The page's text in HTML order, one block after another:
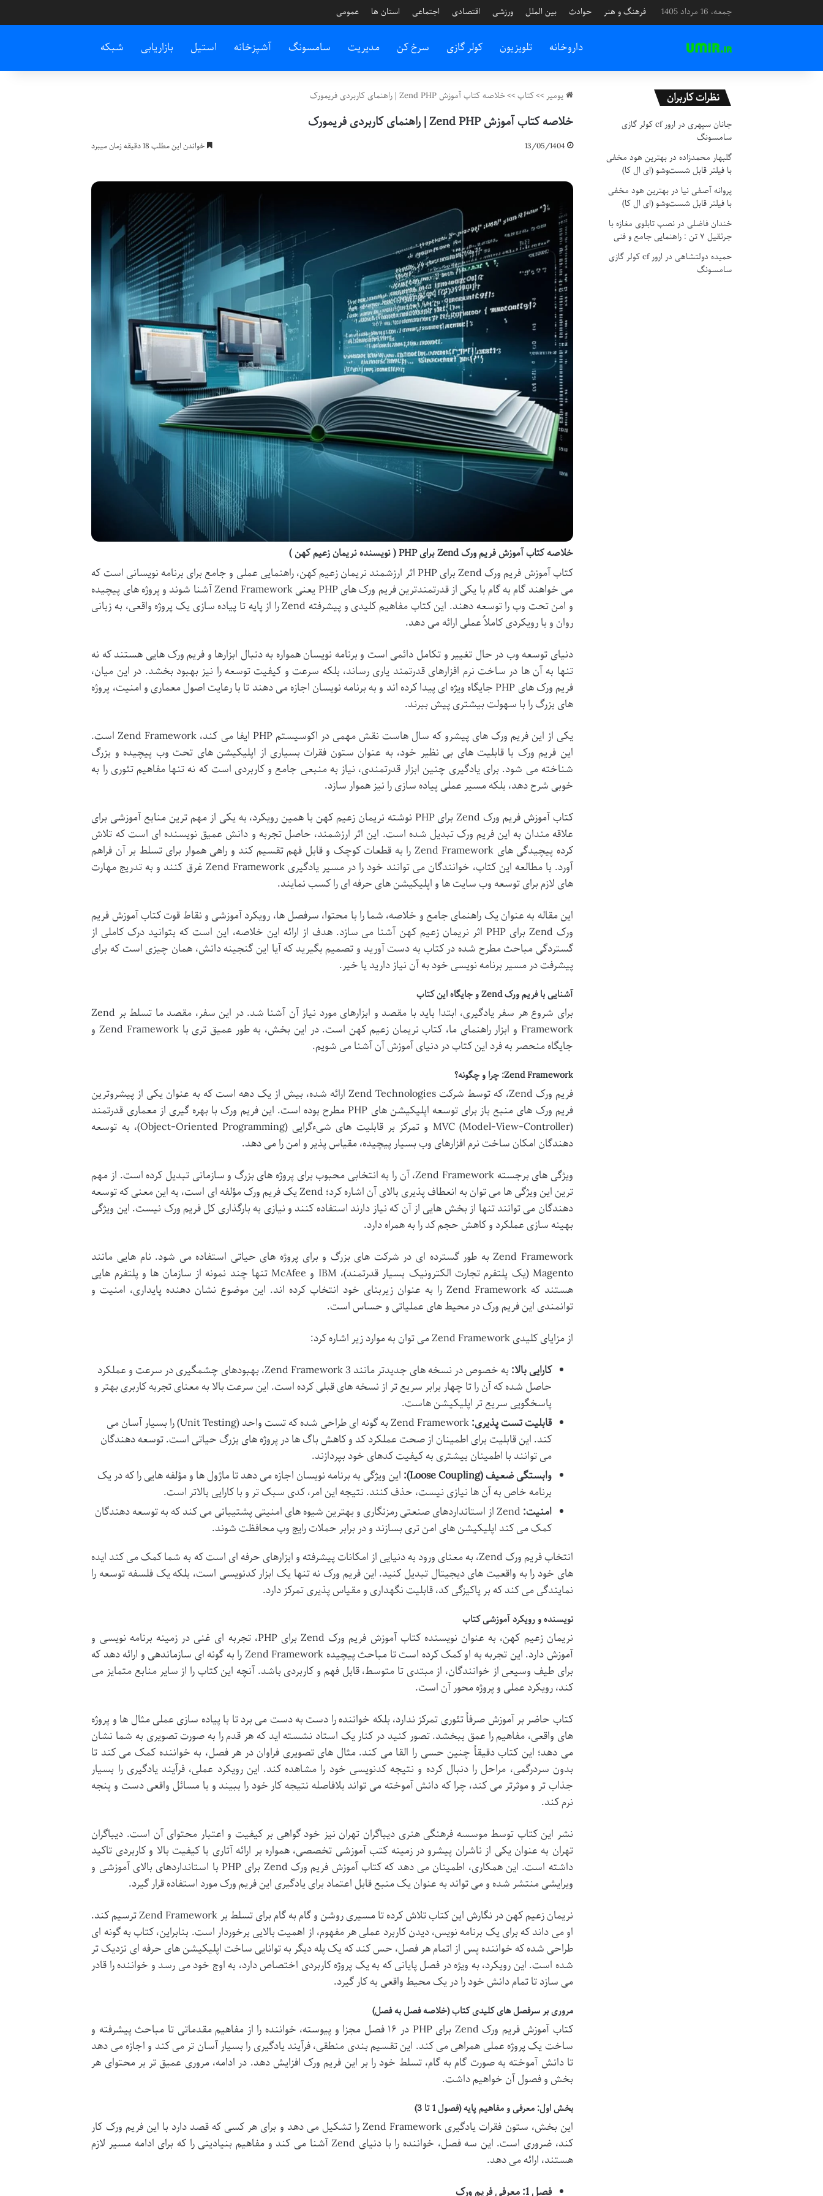
جمعه، 16 مرداد 1405 فرهنگ و هنر حوادث بین الملل ورزشی اقتصادی اجتماعی استان ها عمومی
داروخانه تلویزیون کولر گازی سرخ کن مدیریت سامسونگ آشپزخانه استیل بازاریابی شبکه
یومیر>>کتاب>>خلاصه کتاب آموزش Zend PHP | راهنمای کاربردی فریمورک
خلاصه کتاب آموزش Zend PHP | راهنمای کاربردی فریمورک
13/05/1404 خواندن این مطلب 18 دقیقه زمان میبرد
خلاصه کتاب آموزش فریم ورک Zend برای PHP ( نویسنده نریمان زعیم کهن )
کتاب آموزش فریم ورک Zend برای PHP اثر ارزشمند نریمان زعیم کهن، راهنمایی عملی و جامع برای برنامه نویسانی است که
می خواهند گام به گام با یکی از قدرتمندترین فریم ورک های PHP یعنی Zend Framework آشنا شوند و پروژه های پیچیده
و امن تحت وب را توسعه دهند. این کتاب مفاهیم کلیدی و پیشرفته Zend را از پایه تا پیاده سازی یک پروژه واقعی، به زبانی
روان و با رویکردی کاملاً عملی ارائه می دهد.
دنیای توسعه وب در حال تغییر و تکامل دائمی است و برنامه نویسان همواره به دنبال ابزارها و فریم ورک هایی هستند که نه
تنها به آن ها در ساخت نرم افزارهای قدرتمند یاری رساند، بلکه سرعت و کیفیت توسعه را نیز بهبود بخشد. در این میان،
فریم ورک های PHP جایگاه ویژه ای پیدا کرده اند و به برنامه نویسان اجازه می دهند تا با رعایت اصول معماری و امنیت، پروژه
های بزرگ را با سهولت بیشتری پیش ببرند.
یکی از این فریم ورک های پیشرو که سال هاست نقش مهمی در اکوسیستم PHP ایفا می کند، Zend Framework است.
این فریم ورک با قابلیت های بی نظیر خود، به عنوان ستون فقرات بسیاری از اپلیکیشن های تحت وب پیچیده و بزرگ
شناخته می شود. برای یادگیری چنین ابزار قدرتمندی، نیاز به منبعی جامع و کاربردی است که نه تنها مفاهیم تئوری را به
خوبی شرح دهد، بلکه مسیر عملی پیاده سازی را نیز هموار سازد.
کتاب آموزش فریم ورک Zend برای PHP نوشته نریمان زعیم کهن با همین رویکرد، به یکی از مهم ترین منابع آموزشی برای
علاقه مندان به این فریم ورک تبدیل شده است. این اثر ارزشمند، حاصل تجربه و دانش عمیق نویسنده ای است که تلاش
کرده پیچیدگی های Zend Framework را به قطعات کوچک و قابل فهم تقسیم کند و راهی هموار برای تسلط بر آن فراهم
آورد. با مطالعه این کتاب، خوانندگان می توانند خود را در مسیر یادگیری Zend Framework غرق کنند و به تدریج مهارت
های لازم برای توسعه وب سایت ها و اپلیکیشن های حرفه ای را کسب نمایند.
این مقاله به عنوان یک راهنمای جامع و خلاصه، شما را با محتوا، سرفصل ها، رویکرد آموزشی و نقاط قوت کتاب آموزش فریم
ورک Zend برای PHP اثر نریمان زعیم کهن آشنا می سازد. هدف از ارائه این خلاصه، این است که بتوانید درک کاملی از
گستردگی مباحث مطرح شده در کتاب به دست آورید و تصمیم بگیرید که آیا این گنجینه دانش، همان چیزی است که برای
پیشرفت در مسیر برنامه نویسی خود به آن نیاز دارید یا خیر.
آشنایی با فریم ورک Zend و جایگاه این کتاب
برای شروع هر سفر یادگیری، ابتدا باید با مقصد و ابزارهای مورد نیاز آن آشنا شد. در این سفر، مقصد ما تسلط بر Zend
Framework و ابزار راهنمای ما، کتاب نریمان زعیم کهن است. در این بخش، به طور عمیق تری با Zend Framework و
جایگاه منحصر به فرد این کتاب در دنیای آموزش آن آشنا می شویم.
Zend Framework: چرا و چگونه؟
فریم ورک Zend، که توسط شرکت Zend Technologies ارائه شده، بیش از یک دهه است که به عنوان یکی از پیشروترین
فریم ورک های منبع باز برای توسعه اپلیکیشن های PHP مطرح بوده است. این فریم ورک با بهره گیری از معماری قدرتمند
MVC (Model-View-Controller) و تمرکز بر قابلیت های شیءگرایی (Object-Oriented Programming)، به توسعه
دهندگان امکان ساخت نرم افزارهای وب بسیار پیچیده، مقیاس پذیر و امن را می دهد.
ویژگی های برجسته Zend Framework، آن را به انتخابی محبوب برای پروژه های بزرگ و سازمانی تبدیل کرده است. از مهم
ترین این ویژگی ها می توان به انعطاف پذیری بالای آن اشاره کرد؛ Zend یک فریم ورک مؤلفه ای است، به این معنی که توسعه
دهندگان می توانند تنها از بخش هایی از آن که نیاز دارند استفاده کنند و نیازی به بارگذاری کل فریم ورک نیست. این ویژگی
بهینه سازی عملکرد و کاهش حجم کد را به همراه دارد.
Zend Framework به طور گسترده ای در شرکت های بزرگ و برای پروژه های حیاتی استفاده می شود. نام هایی مانند
Magento (یک پلتفرم تجارت الکترونیک بسیار قدرتمند)، IBM و McAfee تنها چند نمونه از سازمان ها و پلتفرم هایی
هستند که Zend Framework را به عنوان زیربنای خود انتخاب کرده اند. این موضوع نشان دهنده پایداری، امنیت و
توانمندی این فریم ورک در محیط های عملیاتی و حساس است.
از مزایای کلیدی Zend Framework می توان به موارد زیر اشاره کرد:
کارایی بالا:
به خصوص در نسخه های جدیدتر مانند Zend Framework 3، بهبودهای چشمگیری در سرعت و عملکرد
حاصل شده که آن را تا چهار برابر سریع تر از نسخه های قبلی کرده است. این سرعت بالا به معنای تجربه کاربری بهتر و
پاسخگویی سریع تر اپلیکیشن هاست.
قابلیت تست پذیری:
Zend Framework به گونه ای طراحی شده که تست واحد (Unit Testing) را بسیار آسان می
کند. این قابلیت برای اطمینان از صحت عملکرد کد و کاهش باگ ها در پروژه های بزرگ حیاتی است. توسعه دهندگان
می توانند با اطمینان بیشتری به کیفیت کدهای خود بپردازند.
وابستگی ضعیف (Loose Coupling):
این ویژگی به برنامه نویسان اجازه می دهد تا ماژول ها و مؤلفه هایی را که در یک
برنامه خاص به آن ها نیازی نیست، حذف کنند. نتیجه این امر، کدی سبک تر و با کارایی بالاتر است.
امنیت:
Zend از استانداردهای صنعتی رمزنگاری و بهترین شیوه های امنیتی پشتیبانی می کند که به توسعه دهندگان
کمک می کند اپلیکیشن های امن تری بسازند و در برابر حملات رایج وب محافظت شوند.
انتخاب فریم ورک Zend، به معنای ورود به دنیایی از امکانات پیشرفته و ابزارهای حرفه ای است که به شما کمک می کند ایده
های خود را به واقعیت های دیجیتال تبدیل کنید. این فریم ورک نه تنها یک ابزار کدنویسی است، بلکه یک فلسفه توسعه را
نمایندگی می کند که بر پاکیزگی کد، قابلیت نگهداری و مقیاس پذیری تمرکز دارد.
نویسنده و رویکرد آموزشی کتاب
نریمان زعیم کهن، به عنوان نویسنده کتاب آموزش فریم ورک Zend برای PHP، تجربه ای غنی در زمینه برنامه نویسی و
آموزش دارد. این تجربه به او کمک کرده است تا مباحث پیچیده Zend Framework را به گونه ای سازماندهی و ارائه دهد که
برای طیف وسیعی از خوانندگان، از مبتدی تا متوسط، قابل فهم و کاربردی باشد. آنچه این کتاب را از سایر منابع متمایز می
کند، رویکرد عملی و پروژه محور آن است.
کتاب حاضر بر آموزش صرفاً تئوری تمرکز ندارد، بلکه خواننده را دست به دست می برد تا با پیاده سازی عملی مثال ها و پروژه
های واقعی، مفاهیم را عمق ببخشد. تصور کنید در کنار یک استاد نشسته اید که هر قدم را به صورت تصویری به شما نشان
می دهد؛ این کتاب دقیقاً چنین حسی را القا می کند. مثال های تصویری فراوان در هر فصل، به خواننده کمک می کند تا
بدون سردرگمی، مراحل را دنبال کرده و نتیجه کدنویسی خود را مشاهده کند. این رویکرد عملی، فرآیند یادگیری را بسیار
جذاب تر و موثرتر می کند، چرا که دانش آموخته می تواند بلافاصله نتیجه کار خود را ببیند و با مسائل واقعی دست و پنجه
نرم کند.
نشر این کتاب توسط موسسه فرهنگی هنری دیباگران تهران نیز خود گواهی بر کیفیت و اعتبار محتوای آن است. دیباگران
تهران به عنوان یکی از ناشران پیشرو در زمینه کتب آموزشی تخصصی، همواره بر ارائه آثاری با کیفیت بالا و کاربردی تاکید
داشته است. این همکاری، اطمینان می دهد که کتاب آموزش فریم ورک Zend برای PHP با استانداردهای بالای آموزشی و
ویرایشی منتشر شده و می تواند به عنوان یک منبع قابل اعتماد برای یادگیری این فریم ورک مورد استفاده قرار گیرد.
نریمان زعیم کهن در نگارش این کتاب تلاش کرده تا مسیری روشن و گام به گام برای تسلط بر Zend Framework ترسیم کند.
او می داند که برای یک برنامه نویس، دیدن کاربرد عملی هر مفهوم، از اهمیت بالایی برخوردار است. بنابراین، کتاب به گونه ای
طراحی شده که خواننده پس از اتمام هر فصل، حس کند که یک پله دیگر به توانایی ساخت اپلیکیشن های حرفه ای نزدیک تر
شده است. این رویکرد، به ویژه در فصل پایانی که به یک پروژه کاربردی اختصاص دارد، به اوج خود می رسد و خواننده را قادر
می سازد تا تمام دانش خود را در یک محیط واقعی به کار گیرد.
مروری بر سرفصل های کلیدی کتاب (خلاصه فصل به فصل)
کتاب آموزش فریم ورک Zend برای PHP در ۱۶ فصل مجزا و پیوسته، خواننده را از مفاهیم مقدماتی تا مباحث پیشرفته و
ساخت یک پروژه عملی همراهی می کند. این تقسیم بندی منطقی، فرآیند یادگیری را بسیار آسان تر می کند و اجازه می دهد
تا دانش آموخته به صورت گام به گام، تسلط خود را بر این فریم ورک افزایش دهد. در ادامه، مروری عمیق تر بر محتوای هر
بخش و فصول آن خواهیم داشت.
بخش اول: معرفی و مفاهیم پایه (فصول 1 تا 3)
این بخش، ستون فقرات یادگیری Zend Framework را تشکیل می دهد و برای هر کسی که قصد دارد با این فریم ورک کار
کند، ضروری است. این سه فصل، خواننده را با دنیای Zend آشنا می کند و مفاهیم بنیادینی را که برای ادامه مسیر لازم
هستند، ارائه می دهد.
فصل 1: معرفی فریم ورک
نظرات کاربران
جانان سپهری در
ارور cf کولر گازی
سامسونگ
گلبهار محمدزاده دربهترین هود مخفی
با فیلتر قابل شست‌وشو (ای ال کا)
پروانه آصفی نیا دربهترین هود مخفی
با فیلتر قابل شست‌وشو (ای ال کا)
خندان فاضلی درنصب تابلوی مغازه با
جرثقیل ۷ تن : راهنمایی جامع و فنی
حمیده دولتشاهی در
ارور cf کولر گازی
سامسونگ